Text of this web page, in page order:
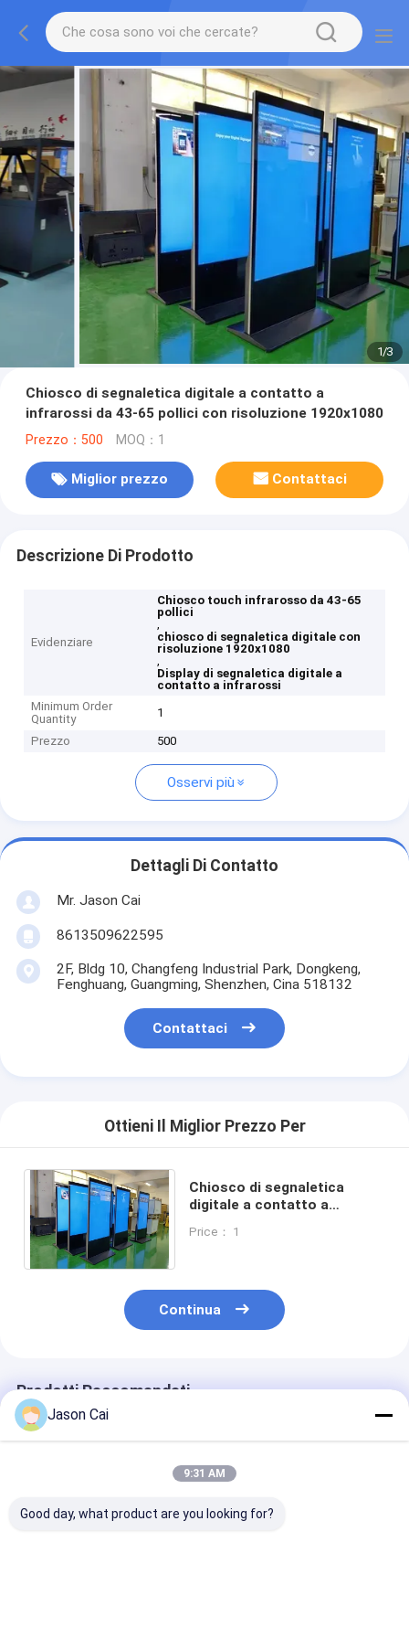
1/3
Chiosco di segnaletica digitale a contatto a
infrarossi da 43-65 pollici con risoluzione 1920x1080
Prezzo：500 MOQ：1
Miglior prezzo Contattaci
Descrizione Di Prodotto
Evidenziare
Chiosco touch infrarosso da 43-65
pollici
,
chiosco di segnaletica digitale con
risoluzione 1920x1080
,
Display di segnaletica digitale a
contatto a infrarossi
Minimum Order
Quantity
1
Prezzo 500
Osservi più
Dettagli Di Contatto
Mr. Jason Cai
8613509622595
2F, Bldg 10, Changfeng Industrial Park, Dongkeng,
Fenghuang, Guangming, Shenzhen, Cina 518132
Contattaci
Ottieni Il Miglior Prezzo Per
Chiosco di segnaletica
digitale a contatto a
con risoluzione 1920x1080
Price： 1
Continua
Prodotti Raccomandati
Jason Cai
9:31 AM
Good day, what product are you looking for?